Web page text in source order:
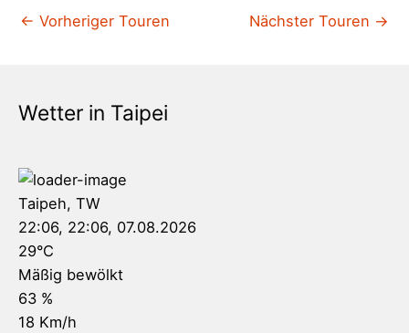
← Vorheriger Touren Nächster Touren →
Wetter in Taipei
Taipeh, TW
22:06, 22:06, 07.08.2026
29°C
Mäßig bewölkt
63 %
18 Km/h